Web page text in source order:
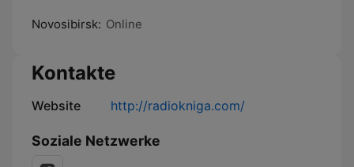
Novosibirsk: Online
Kontakte
Website http://radiokniga.com/
Soziale Netzwerke